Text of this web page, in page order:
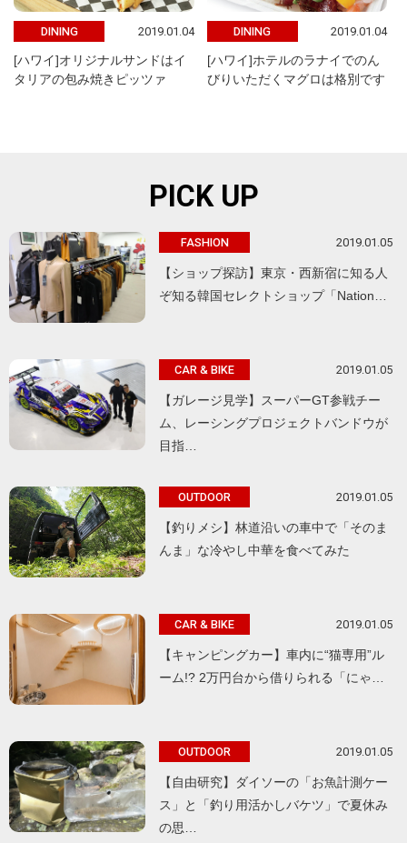
DINING 2019.01.04
[ハワイ]オリジナルサンドはイ
タリアの包み焼きピッツァ
DINING 2019.01.04
[ハワイ]ホテルのラナイでのん
びりいただくマグロは格別です
PICK UP
FASHION 2019.01.05
【ショップ探訪】東京・西新宿に知る人
ぞ知る韓国セレクトショップ「Nation…
CAR & BIKE 2019.01.05
【ガレージ見学】スーパーGT参戦チー
ム、レーシングプロジェクトバンドウが
目指…
OUTDOOR 2019.01.05
【釣りメシ】林道沿いの車中で「そのま
んま」な冷やし中華を食べてみた
CAR & BIKE 2019.01.05
【キャンピングカー】車内に“猫専用”ル
ーム!? 2万円台から借りられる「にゃ…
OUTDOOR 2019.01.05
【自由研究】ダイソーの「お魚計測ケー
ス」と「釣り用活かしバケツ」で夏休み
の思…